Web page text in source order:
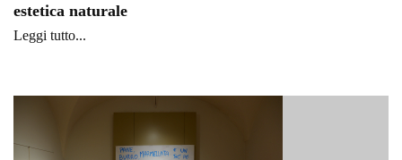
estetica naturale
Leggi tutto...